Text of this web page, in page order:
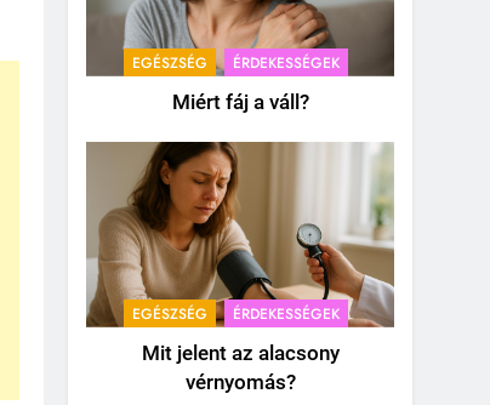
EGÉSZSÉG ÉRDEKESSÉGEK
Miért fáj a váll?
EGÉSZSÉG ÉRDEKESSÉGEK
Mit jelent az alacsony
vérnyomás?